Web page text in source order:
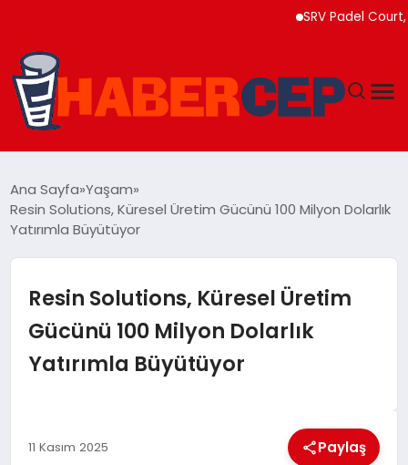
SRV Padel Court, 24
GÜNDEM
SOSYAL MEDYA
Ana Sayfa Yaşam
Resin Solutions, Küresel Üretim Gücünü 100 Milyon Dolarlık
Yatırımla Büyütüyor
Resin Solutions, Küresel Üretim
Gücünü 100 Milyon Dolarlık
Yatırımla Büyütüyor
11 Kasım 2025 Paylaş